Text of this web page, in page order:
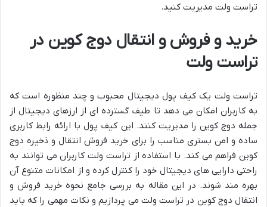
تراست ولت مدیریت کنید.
خرید و فروش و انتقال دوج کوین در
تراست ولت
تراست ولت یک کیف پول دیجیتال محبوب و چند منظوره است که
به کاربران امکان می دهد تا طیف گسترده ای از ارزهای دیجیتال از
جمله دوج کوین را مدیریت کنند. این کیف پول با ارائه رابط کاربری
ساده و امن بستری مناسب را برای خرید فروش انتقال و ذخیره دوج
کوین فراهم می کند. با استفاده از تراست ولت کاربران می توانند به
راحتی دارایی های دیجیتال خود را کنترل کرده و از امکانات متنوع آن
بهره مند شوند. در این مقاله به بررسی جامع نحوه خرید فروش و
انتقال دوج کوین در تراست ولت می پردازیم و نکات مهمی را که باید